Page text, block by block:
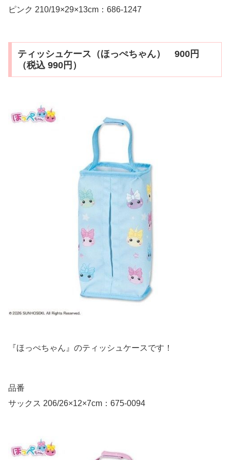
ピンク 210/19×29×13cm：686-1247
ティッシュケース（ほっぺちゃん） 900円
（税込 990円）
『ほっぺちゃん』のティッシュケースです！
品番
サックス 206/26×12×7cm：675-0094